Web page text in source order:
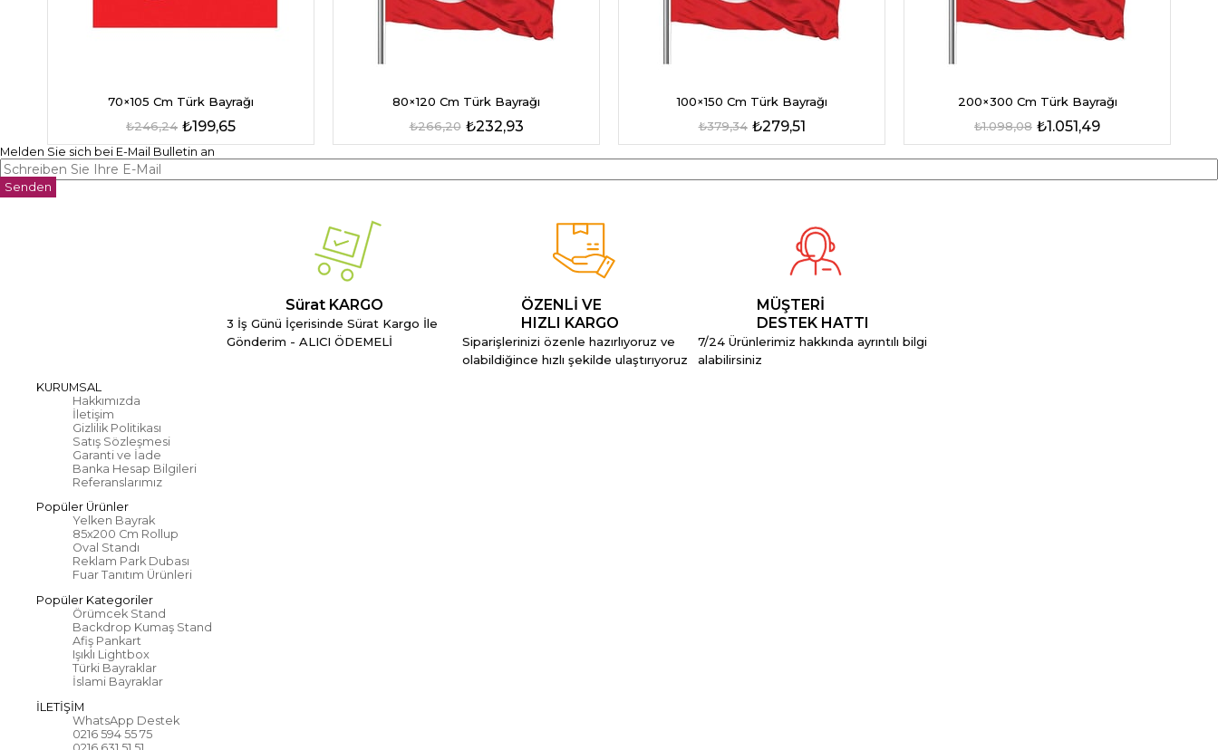
70×105 Cm Türk Bayrağı
₺199,65
₺246,24
80×120 Cm Türk Bayrağı
₺232,93
₺266,20
100×150 Cm Türk Bayrağı
₺279,51
₺379,34
200×300 Cm Türk Bayrağı
₺1.051,49
₺1.098,08
Melden Sie sich bei E-Mail Bulletin an
Senden
Sürat KARGO
3 İş Günü İçerisinde Sürat Kargo İle
Gönderim - ALICI ÖDEMELİ
ÖZENLİ VE
HIZLI KARGO
Siparişlerinizi özenle hazırlıyoruz ve
olabildiğince hızlı şekilde ulaştırıyoruz
MÜŞTERİ
DESTEK HATTI
7/24 Ürünlerimiz hakkında ayrıntılı bilgi
alabilirsiniz
KURUMSAL
Hakkımızda
İletişim
Gizlilik Politikası
Satış Sözleşmesi
Garanti ve İade
Banka Hesap Bilgileri
Referanslarımız
Popüler Ürünler
Yelken Bayrak
85x200 Cm Rollup
Oval Standı
Reklam Park Dubası
Fuar Tanıtım Ürünleri
Popüler Kategoriler
Örümcek Stand
Backdrop Kumaş Stand
Afiş Pankart
Işıklı Lightbox
Türki Bayraklar
İslami Bayraklar
İLETİŞİM
WhatsApp Destek
0216 594 55 75